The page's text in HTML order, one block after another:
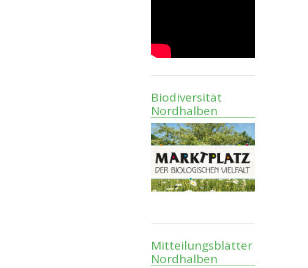
Biodiversität
Nordhalben
Mitteilungsblätter
Nordhalben